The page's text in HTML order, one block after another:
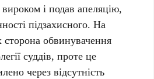
і подав апеляцію,
підзахисного. На
сторона обвинувачення
суддів, проте це
через відсутність